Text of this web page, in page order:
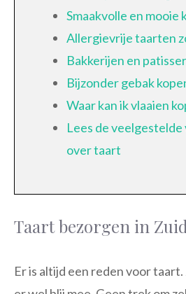
Smaakvolle en
Allergievrije taarten
Bakkerijen en
Bijzonder gebak
Waar kan ik vlaaien
Lees de veelgestelde
over taart
Taart bezorgen in
Er is altijd een reden voor